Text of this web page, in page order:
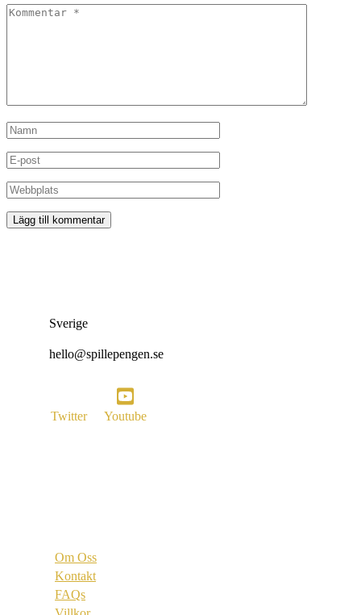
Sverige
hello@spillepengen.se
Twitter Youtube
Om Oss
Kontakt
FAQs